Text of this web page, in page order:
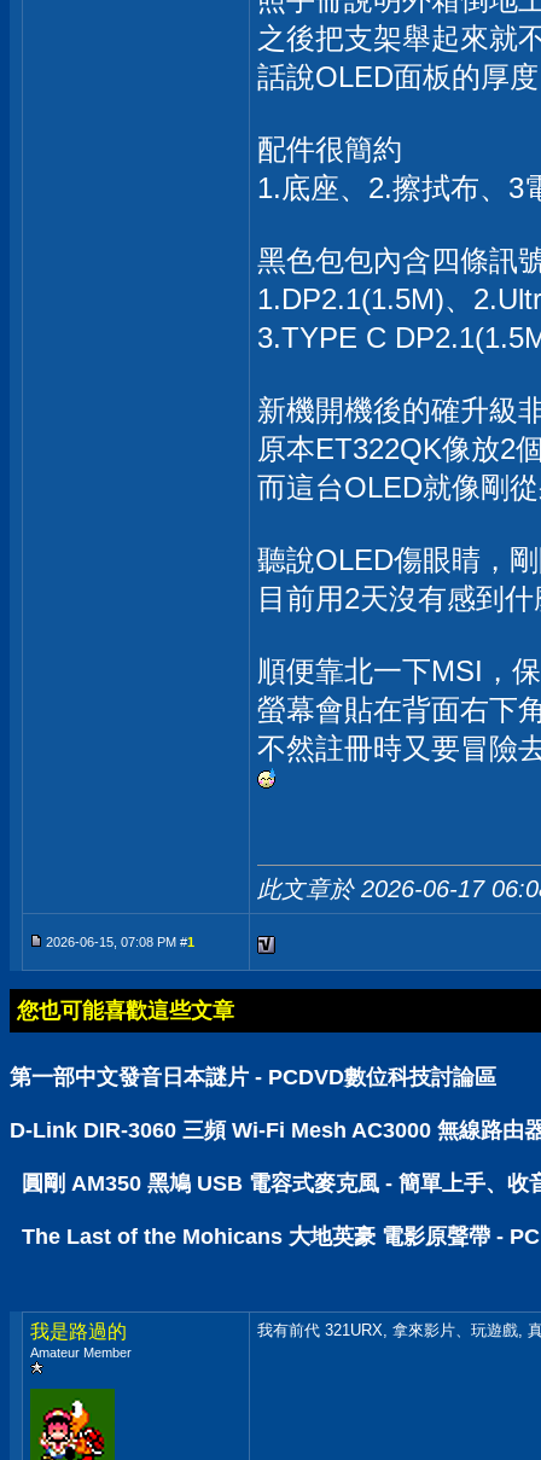
之後把支架舉起來就
話說OLED面板的厚
配件很簡約
1.底座、2.擦拭布、3
黑色包包內含四條訊
1.DP2.1(1.5M)、
3.TYPE C
新機開機後的確升級
原本ET322QK像放2
而這台OLED就像剛
聽說OLED傷眼睛，
目前用2天沒有感到
順便靠北一下MSI，
螢幕會貼在背面右下
不然註冊時又要冒險
此文章於 2026-06-17
2026-06-15, 07:08 PM #1
您也可能喜歡這些文章
第一部中文發音日本謎片 - PCDVD數位科技討論區
D-Link DIR-3060 三頻 Wi-Fi Mesh AC3000 無線路由
圓剛 AM350 黑鳩 USB 電容式麥克風 - 簡單上手、
The Last of the Mohicans 大地英豪 電影原聲帶 -
我是路過的
Amateur Member
我有前代 321URX, 拿來影片、玩遊戲,